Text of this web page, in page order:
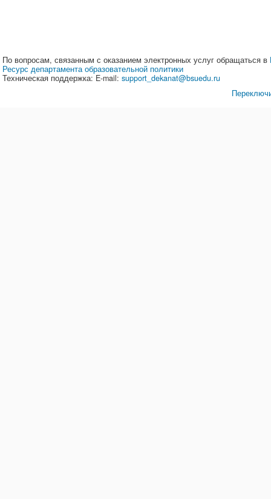
По вопросам, связанным с оказанием электронных услуг обращаться в
Ресурс департамента образовательной политики
Техническая поддержка: E-mail: support_dekanat@bsuedu.ru